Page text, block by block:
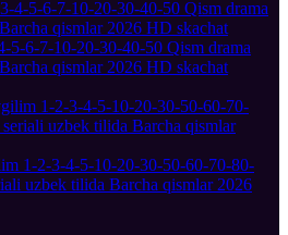
5-6-7-10-20-30-40-50 Qism drama
qismlar 2026 HD skachat
1-2-3-4-5-10-20-30-50-60-70-80-
uzbek tilida Barcha qismlar 2026